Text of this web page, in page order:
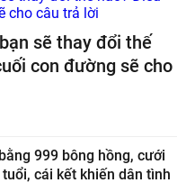
sẽ thay đổi thế
con đường sẽ cho
999 bông hồng, cưới
cái kết khiến dân tình